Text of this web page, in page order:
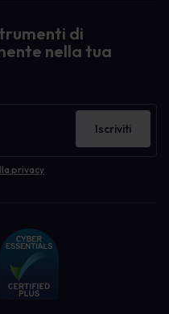
di
nella tua
privacy
Iscriviti